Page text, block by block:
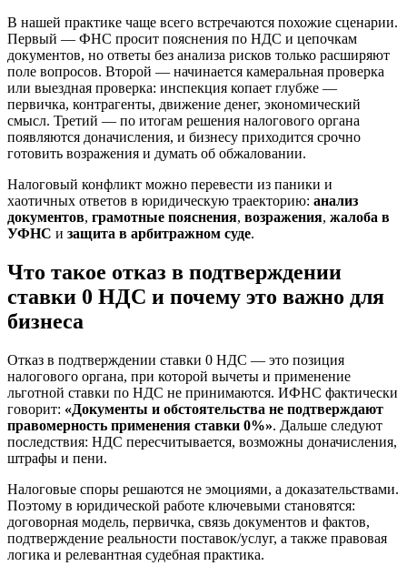
В нашей практике чаще всего встречаются похожие сценарии.
Первый — ФНС просит пояснения по НДС и цепочкам
документов, но ответы без анализа рисков только расширяют
поле вопросов. Второй — начинается камеральная проверка
или выездная проверка: инспекция копает глубже —
первичка, контрагенты, движение денег, экономический
смысл. Третий — по итогам решения налогового органа
появляются доначисления, и бизнесу приходится срочно
готовить возражения и думать об обжаловании.
Налоговый конфликт можно перевести из паники и
хаотичных ответов в юридическую траекторию: анализ
документов, грамотные пояснения, возражения, жалоба в
УФНС и защита в арбитражном суде.
Что такое отказ в подтверждении
ставки 0 НДС и почему это важно для
бизнеса
Отказ в подтверждении ставки 0 НДС — это позиция
налогового органа, при которой вычеты и применение
льготной ставки по НДС не принимаются. ИФНС фактически
говорит: «Документы и обстоятельства не подтверждают
правомерность применения ставки 0%». Дальше следуют
последствия: НДС пересчитывается, возможны доначисления,
штрафы и пени.
Налоговые споры решаются не эмоциями, а доказательствами.
Поэтому в юридической работе ключевыми становятся:
договорная модель, первичка, связь документов и фактов,
подтверждение реальности поставок/услуг, а также правовая
логика и релевантная судебная практика.